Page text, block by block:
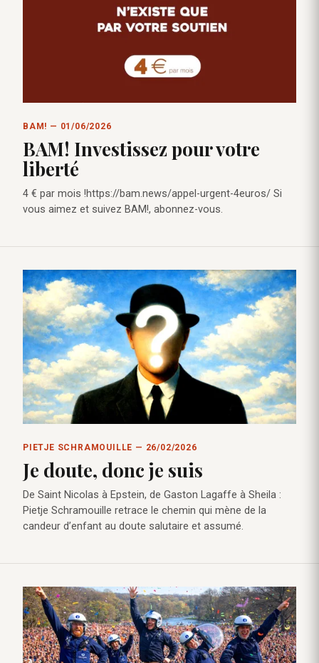
BAM! — 01/06/2026
BAM! Investissez pour votre
liberté
4 € par mois !https://bam.news/appel-urgent-4euros/ Si
vous aimez et suivez BAM!, abonnez-vous.
PIETJE SCHRAMOUILLE — 26/02/2026
Je doute, donc je suis
De Saint Nicolas à Epstein, de Gaston Lagaffe à Sheila :
Pietje Schramouille retrace le chemin qui mène de la
candeur d’enfant au doute salutaire et assumé.